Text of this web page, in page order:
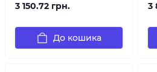
3 150.72 грн.
До кошика
3